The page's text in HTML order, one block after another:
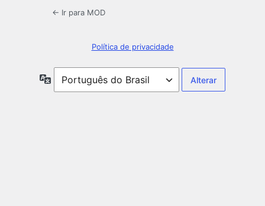
← Ir para MOD
Política de privacidade
Idioma